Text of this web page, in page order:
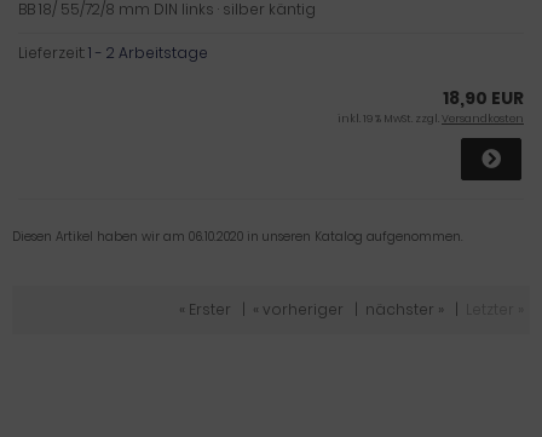
BB 18/ 55/72/8 mm DIN links · silber käntig
Lieferzeit:1 - 2 Arbeitstage
18,90 EUR
inkl. 19 % MwSt. zzgl.Versandkosten
Diesen Artikel haben wir am 06.10.2020 in unseren Katalog aufgenommen.
« Erster « vorheriger nächster »